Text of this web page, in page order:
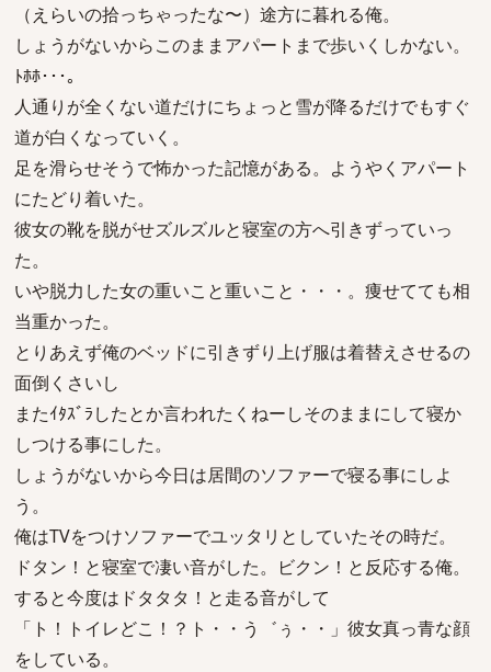
（えらいの拾っちゃったな〜）途方に暮れる俺。
しょうがないからこのままアパートまで歩いくしかない。
ﾄﾎﾎ･･･｡
人通りが全くない道だけにちょっと雪が降るだけでもすぐ
道が白くなっていく。
足を滑らせそうで怖かった記憶がある。ようやくアパート
にたどり着いた。
彼女の靴を脱がせズルズルと寝室の方へ引きずっていっ
た。
いや脱力した女の重いこと重いこと・・・。痩せてても相
当重かった。
とりあえず俺のベッドに引きずり上げ服は着替えさせるの
面倒くさいし
またｲﾀｽﾞﾗしたとか言われたくねーしそのままにして寝か
しつける事にした。
しょうがないから今日は居間のソファーで寝る事にしよ
う。
俺はTVをつけソファーでユッタリとしていたその時だ。
ドタン！と寝室で凄い音がした。ビクン！と反応する俺。
すると今度はドタタタ！と走る音がして
「ト！トイレどこ！？ト・・う゛ぅ・・」彼女真っ青な顔
をしている。